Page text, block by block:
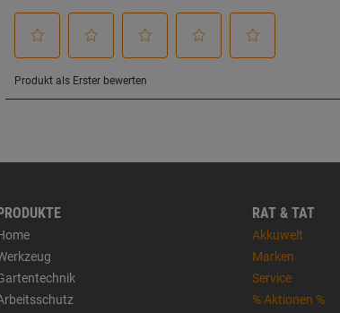
PRODUKTE RAT & TAT
Akkuwelt
Marken
Service
% Aktionen %